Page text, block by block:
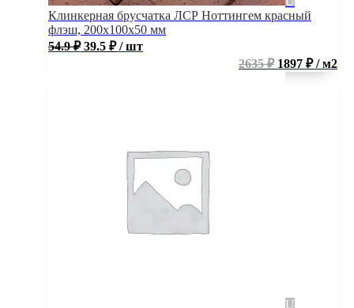
Клинкерная брусчатка ЛСР Ноттингем красный
флэш, 200x100x50 мм
54.9₽ 39.5 ₽ / шт
2635 ₽1897 ₽ / м2